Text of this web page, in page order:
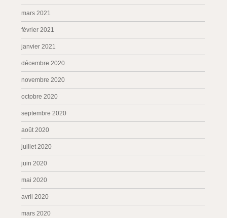
mars 2021
février 2021
janvier 2021
décembre 2020
novembre 2020
octobre 2020
septembre 2020
août 2020
juillet 2020
juin 2020
mai 2020
avril 2020
mars 2020